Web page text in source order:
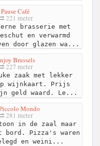
Pause Café
221 meter
brasserie met
en verwarmd
door glazen wa...
Brussels
227 meter
zaak met lekker
wijnkaart. Prijs
geld waard. Le...
Mondo
281 meter
in de zaal maar
bord. Pizza's waren
en weini...